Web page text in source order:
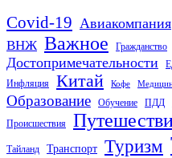
Covid-19 Авиакомпания
ВНЖ Важное Гражданство
Достопримечательности
Инфляция
Китай Кофе
Образование Обучение ПДД
Происшествия
Тайланд Транспорт Туризм